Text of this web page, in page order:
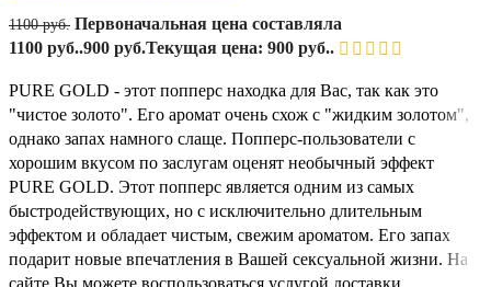
1100руб. Первоначальная цена составляла
1100 руб..900 руб.Текущая цена: 900 руб..
PURE GOLD - этот попперс находка для Вас, так как это
"чистое золото". Его аромат очень схож с "жидким золотом",
однако запах намного слаще. Попперс-пользователи с
хорошим вкусом по заслугам оценят необычный эффект
PURE GOLD. Этот попперс является одним из самых
быстродействующих, но с исключительно длительным
эффектом и обладает чистым, свежим ароматом. Его запах
подарит новые впечатления в Вашей сексуальной жизни. На